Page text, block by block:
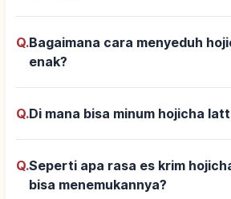
Q.Bagaimana cara menyeduh
enak?
Q.Di mana bisa minum hojicha
Q.Seperti apa rasa es krim
bisa menemukannya?